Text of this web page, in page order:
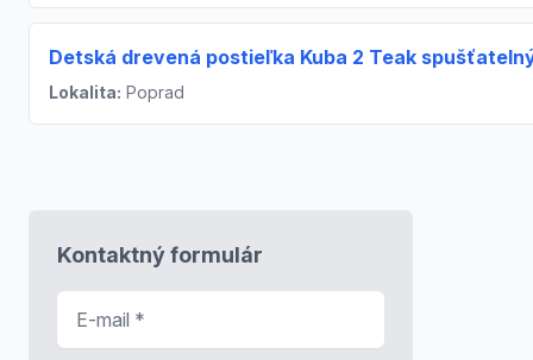
Detská drevená postieľka Kuba 2 Teak
Lokalita: Poprad
Kontaktný formulár